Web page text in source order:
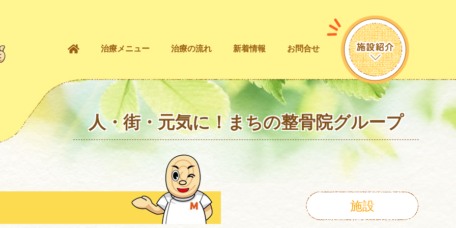
治療メニュー 治療の流れ 新着情報 お問合せ
人・街・元気に！まちの整骨院グループ
施設